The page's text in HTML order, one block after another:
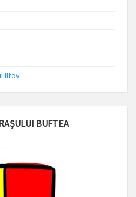
Ilfov
BUFTEA